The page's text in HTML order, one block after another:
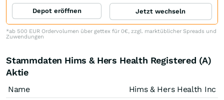
Depot eröffnen Jetzt wechseln
*ab 500 EUR Ordervolumen über gettex für 0€, zzgl. marktüblicher Spreads und
Zuwendungen
Stammdaten Hims & Hers Health Registered (A)
Aktie
Name
Hims & Hers Health Inc